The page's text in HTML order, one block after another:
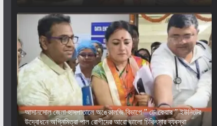
আসানসোল জেলা হাসপাতালে অঙ্কোলজি বিভাগে ” ডে কেয়ার ” ইউনিটের
উদ্বোধনে অগ্নিমিত্রা পাল রোগীদের আরো ভালো চিকিৎসার ব্যবস্থা